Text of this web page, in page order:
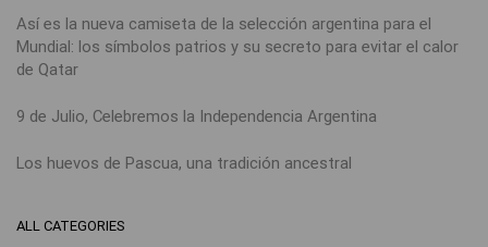
Así es la nueva camiseta de la selección argentina para el
Mundial: los símbolos patrios y su secreto para evitar el calor
de Qatar
9 de Julio, Celebremos la Independencia Argentina
Los huevos de Pascua, una tradición ancestral
ALL CATEGORIES